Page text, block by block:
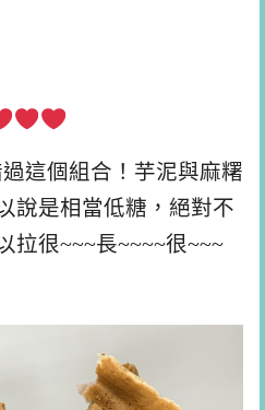
這個組合！芋泥與麻糬
說是相當低糖，絕對不
拉很~~~長~~~~很~~~